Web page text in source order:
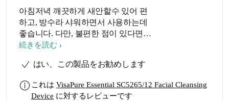
아침저녁 깨끗하게 새안할수 있어 편
하고, 방수라 샤워하면서 사용하는데
좋습니다. 다만, 불편한 점이 있다면
구매시 받은 기본 브러시의 단편이 고
있었고 사용하면서도 한가닥씩 튀어
러시좀 잘 만들어 주세요
続きを読む
はい、この製品をお勧めします
これは VisaPure Essential SC5265/12 Facial Cleansing
Device に対するレビューです